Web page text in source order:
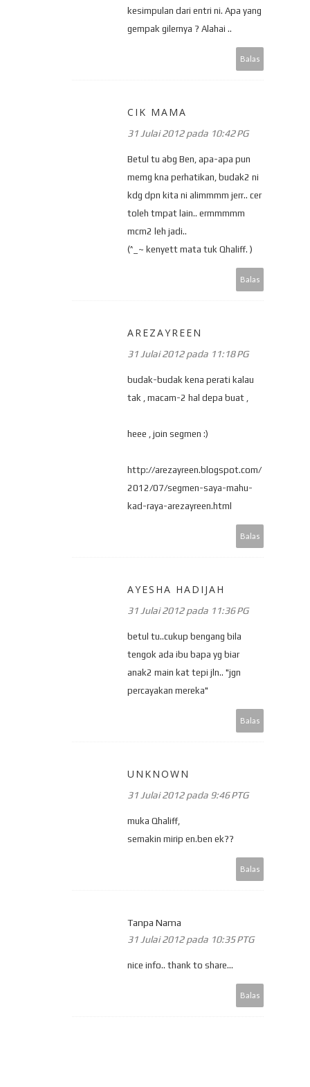
kesimpulan dari entri ni. Apa yang
gempak gilernya ? Alahai ..
Balas
CIK MAMA
31 Julai 2012 pada 10:42 PG
Betul tu abg Ben, apa-apa pun
memg kna perhatikan, budak2 ni
kdg dpn kita ni alimmmm jerr.. cer
toleh tmpat lain.. ermmmmm
mcm2 leh jadi..
(^_~ kenyett mata tuk Qhaliff. )
Balas
AREZAYREEN
31 Julai 2012 pada 11:18 PG
budak-budak kena perati kalau
tak , macam-2 hal depa buat ,
heee , join segmen :)
http://arezayreen.blogspot.com/
2012/07/segmen-saya-mahu-
kad-raya-arezayreen.html
Balas
AYESHA HADIJAH
31 Julai 2012 pada 11:36 PG
betul tu..cukup bengang bila
tengok ada ibu bapa yg biar
anak2 main kat tepi jln.. "jgn
percayakan mereka"
Balas
UNKNOWN
31 Julai 2012 pada 9:46 PTG
muka Qhaliff,
semakin mirip en.ben ek??
Balas
Tanpa Nama
31 Julai 2012 pada 10:35 PTG
nice info.. thank to share...
Balas